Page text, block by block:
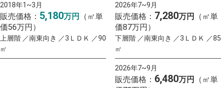
2018年1~3月
販売価格： 5,180万円
（㎡単
価56万円）
上層階 ／南東向き ／3ＬＤＫ ／90
㎡
2026年7~9月
販売価格： 7,280万円
（㎡単
価87万円）
下層階 ／南東向き ／3ＬＤＫ ／85
㎡
2026年7~9月
販売価格： 6,480万円
（㎡単